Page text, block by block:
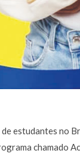
estudantes no
chamado